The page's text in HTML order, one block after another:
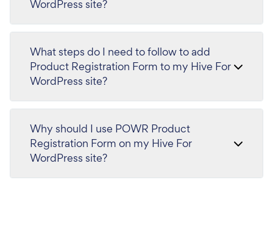
WordPress site?
What steps do I need to follow to add
Product Registration Form to my Hive For
WordPress site?
Why should I use POWR Product
Registration Form on my Hive For
WordPress site?